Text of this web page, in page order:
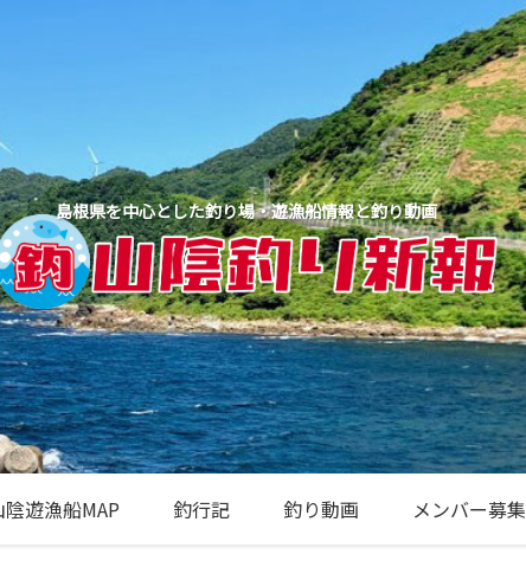
島根県を中心とした釣り場・遊漁船情報と釣り動画
陰遊漁船MAP 釣行記 釣り動画 メンバー募集